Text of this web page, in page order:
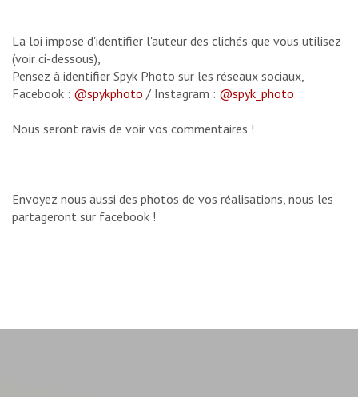
La loi impose d'identifier l'auteur des clichés que vous utilisez
(voir ci-dessous),
Pensez à identifier Spyk Photo sur les réseaux sociaux,
Facebook : @spykphoto / Instagram : @spyk_photo
Nous seront ravis de voir vos commentaires !
Envoyez nous aussi des photos de vos réalisations, nous les
partageront sur facebook !